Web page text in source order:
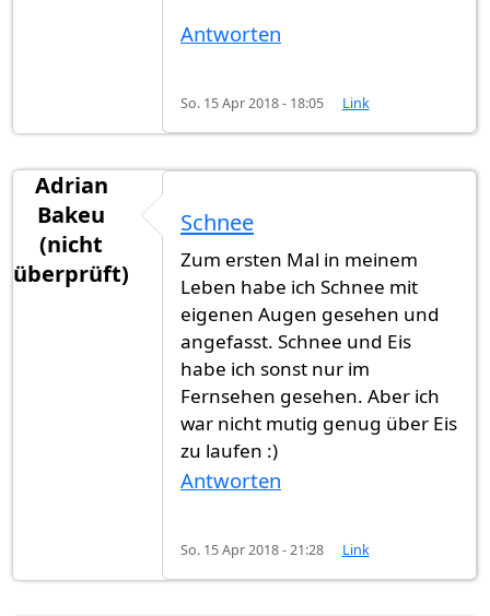
Antworten
So. 15 Apr 2018 - 18:05 Link
Adrian
Bakeu
(nicht
überprüft)
Schnee
Zum ersten Mal in meinem
Leben habe ich Schnee mit
eigenen Augen gesehen und
angefasst. Schnee und Eis
habe ich sonst nur im
Fernsehen gesehen. Aber ich
war nicht mutig genug über Eis
zu laufen :)
Antworten
So. 15 Apr 2018 - 21:28 Link